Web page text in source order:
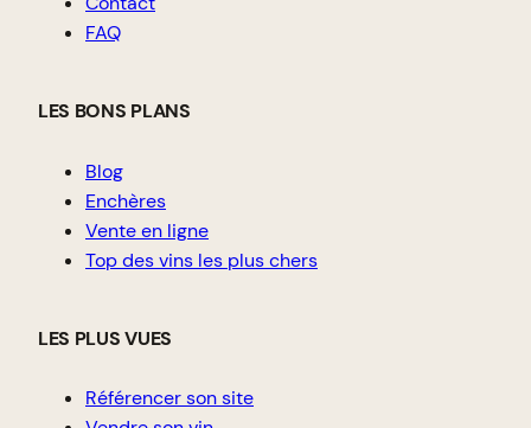
FAQ
LES BONS PLANS
Blog
Enchères
Vente en ligne
Top des vins les plus chers
LES PLUS VUES
Référencer son site